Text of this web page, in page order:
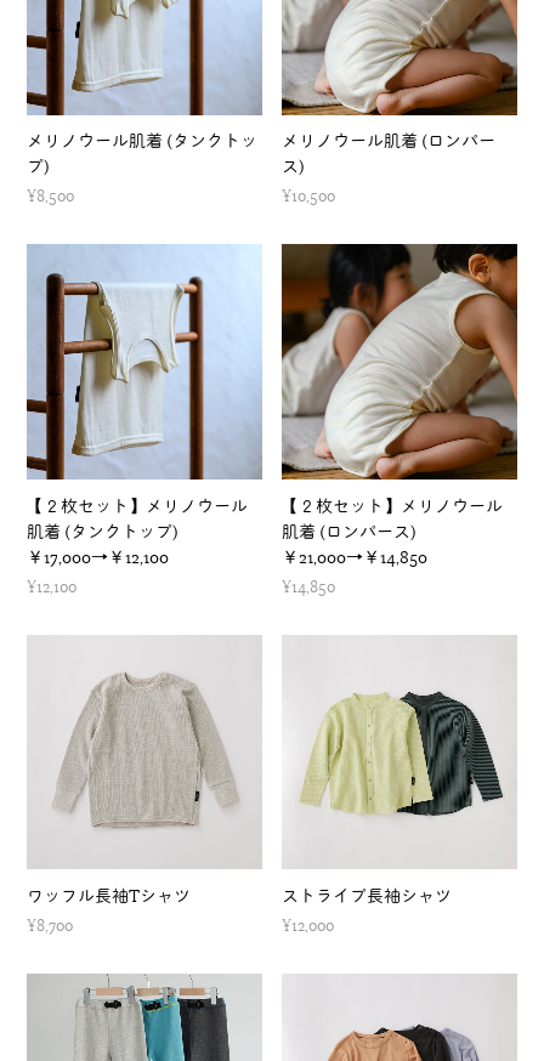
メリノウール肌着 (タンクトッ
プ)
¥8,500
メリノウール肌着 (ロンパー
ス)
¥10,500
【２枚セット】メリノウール
肌着 (タンクトップ)
￥17,000→￥12,100
¥12,100
【２枚セット】メリノウール
肌着 (ロンパース)
￥21,000→￥14,850
¥14,850
ワッフル長袖Tシャツ
¥8,700
ストライプ長袖シャツ
¥12,000